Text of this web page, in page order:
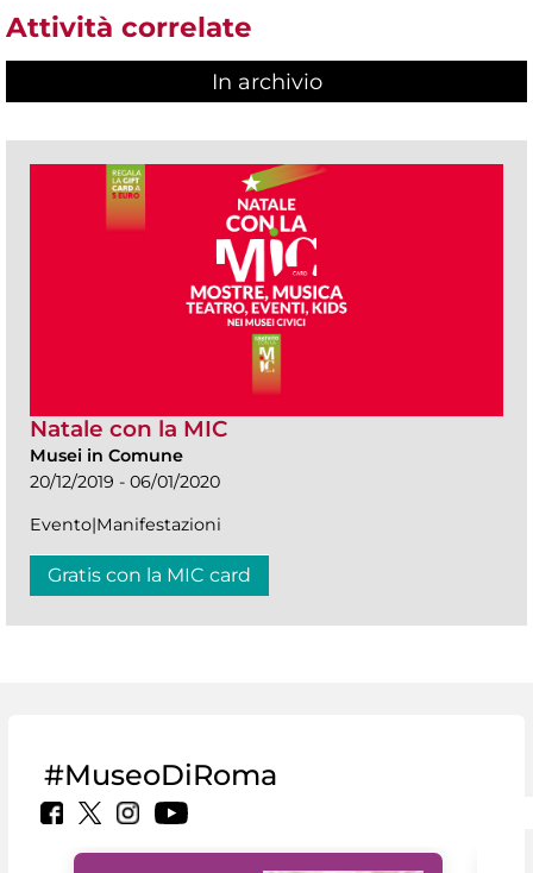
Attività correlate
In archivio
Natale con la MIC
Musei in Comune
20/12/2019 - 06/01/2020
Evento|Manifestazioni
Gratis con la MIC card
#MuseoDiRoma